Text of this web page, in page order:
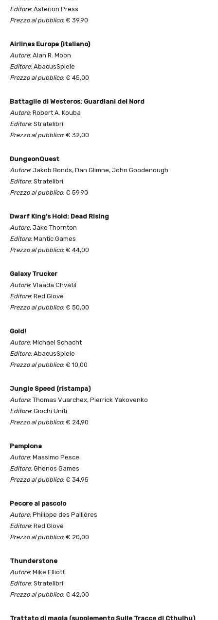
Editore: Asterion Press
Prezzo al pubblico: € 39,90
Airlines Europe (italiano)
Autore: Alan R. Moon
Editore: AbacusSpiele
Prezzo al pubblico: € 45,00
Battaglie di Westeros: Guardiani del Nord
Autore: Robert A. Kouba
Editore: Stratelibri
Prezzo al pubblico: € 32,00
DungeonQuest
Autore: Jakob Bonds, Dan Glimne, John Goodenough
Editore: Stratelibri
Prezzo al pubblico: € 59,90
Dwarf King's Hold: Dead Rising
Autore: Jake Thornton
Editore: Mantic Games
Prezzo al pubblico: € 44,00
Galaxy Trucker
Autore: Vlaada Chvátil
Editore: Red Glove
Prezzo al pubblico: € 50,00
Gold!
Autore: Michael Schacht
Editore: AbacusSpiele
Prezzo al pubblico: € 10,00
Jungle Speed (ristampa)
Autore: Thomas Vuarchex, Pierrick Yakovenko
Editore: Giochi Uniti
Prezzo al pubblico: € 24,90
Pamplona
Autore: Massimo Pesce
Editore: Ghenos Games
Prezzo al pubblico: € 34,95
Pecore al pascolo
Autore: Philippe des Pallières
Editore: Red Glove
Prezzo al pubblico: € 20,00
Thunderstone
Autore: Mike Elliott
Editore: Stratelibri
Prezzo al pubblico: € 42,00
Trattato di magia (supplemento Sulle Tracce di Cthulhu)